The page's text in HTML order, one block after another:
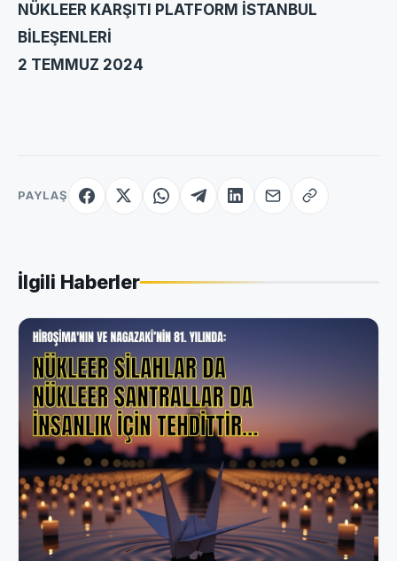
NÜKLEER KARŞITI PLATFORM İSTANBUL
BİLEŞENLERİ
2 TEMMUZ 2024
PAYLAŞ
İlgili Haberler